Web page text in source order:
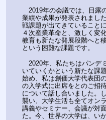
2019年の会議では、日露
業績や成果が発表されまし
戦課題が出てきていること
４次産業革命と、激しく変
教育も新たな発展段階へと
という困難な課題です。
2020年、私たちはパンデ
いていくかという新たな課
始め、私は創価大学代表団
の入学式に出席をとのご招
について話し合いました。
襲い、大学生活も全てオン
講義やセミナー、会議が対
た。今、世界の大学は、い